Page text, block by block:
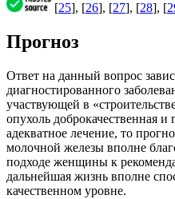
[25], [26], [27], [28], [
Прогноз
Ответ на данный вопрос
диагностированного
участвующей в
опухоль доброкачественная
адекватное лечение, то
молочной железы вполне
подходе женщины к
дальнейшая жизнь вполне
качественном уровне.